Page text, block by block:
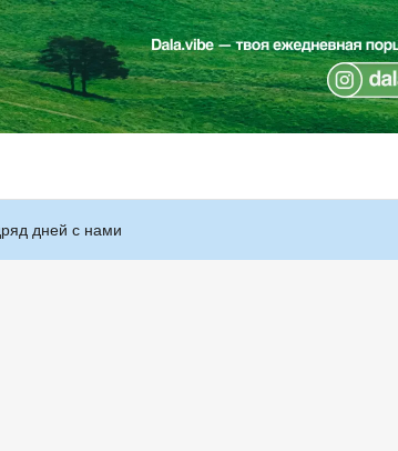
дней с нами